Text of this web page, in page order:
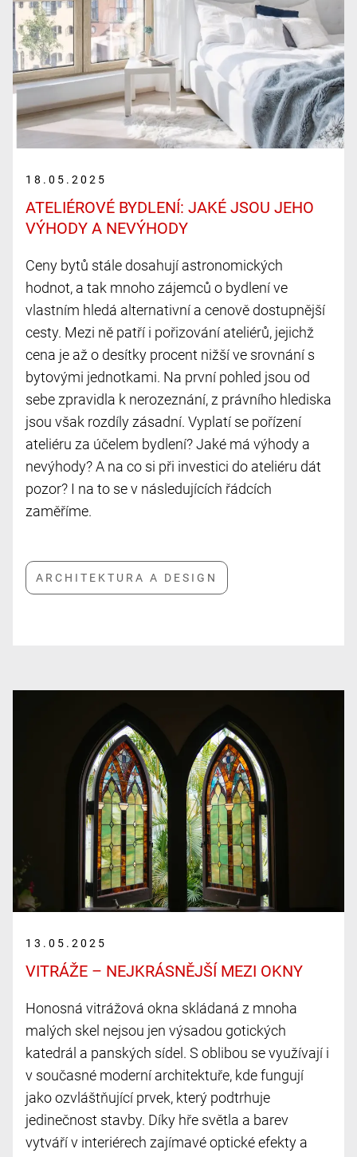
18.05.2025
ATELIÉROVÉ BYDLENÍ: JAKÉ JSOU JEHO
VÝHODY A NEVÝHODY
Ceny bytů stále dosahují astronomických
hodnot, a tak mnoho zájemců o bydlení ve
vlastním hledá alternativní a cenově dostupnější
cesty. Mezi ně patří i pořizování ateliérů, jejichž
cena je až o desítky procent nižší ve srovnání s
bytovými jednotkami. Na první pohled jsou od
sebe zpravidla k nerozeznání, z právního hlediska
jsou však rozdíly zásadní. Vyplatí se pořízení
ateliéru za účelem bydlení? Jaké má výhody a
nevýhody? A na co si při investici do ateliéru dát
pozor? I na to se v následujících řádcích
zaměříme.
13.05.2025
VITRÁŽE – NEJKRÁSNĚJŠÍ MEZI OKNY
Honosná vitrážová okna skládaná z mnoha
malých skel nejsou jen výsadou gotických
katedrál a panských sídel. S oblibou se využívají i
v současné moderní architektuře, kde fungují
jako ozvláštňující prvek, který podtrhuje
jedinečnost stavby. Díky hře světla a barev
vytváří v interiérech zajímavé optické efekty a